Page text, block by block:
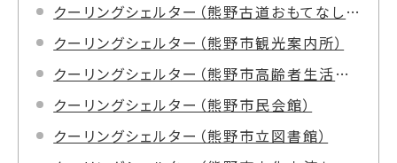
クーリングシェルター（熊野古道おもてなし館）
クーリングシェルター（熊野市観光案内所）
クーリングシェルター（熊野市高齢者生活福祉センター）
クーリングシェルター（熊野市民会館）
クーリングシェルター（熊野市立図書館）